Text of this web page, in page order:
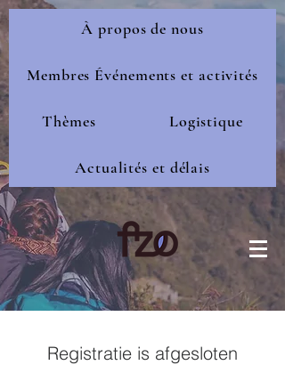
À propos de nous
Membres Événements et activités
Thèmes Logistique
Actualités et délais
Registratie is afgesloten